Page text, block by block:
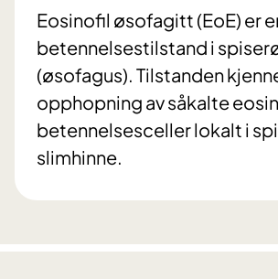
Eosinofil øsofagitt (EoE) er
betennelsestilstand i
(øsofagus). Tilstanden
opphopning av såkalte
betennelsesceller lokalt i
slimhinne.